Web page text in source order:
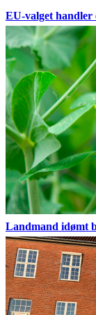
EU-valget handler
Landmand idømt